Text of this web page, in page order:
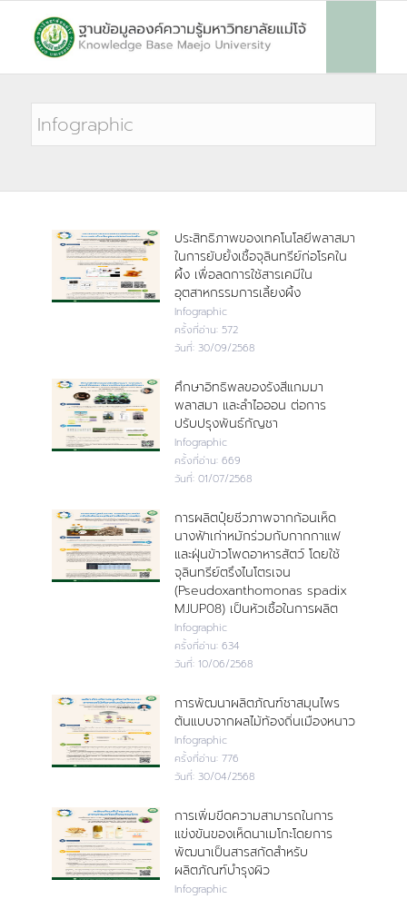
ประสิทธิภาพของเทคโนโลยีพลาสมา
ในการยับยั้งเชื้อจุลินทรีย์ก่อโรคใน
ผึ้ง เพื่อลดการใช้สารเคมีใน
อุตสาหกรรมการเลี้ยงผึ้ง
Infographic
ครั้งที่อ่าน: 572
วันที่: 30/09/2568
ศึกษาอิทธิพลของรังสีแกมมา
พลาสมา และลำไอออน ต่อการ
ปรับปรุงพันธ์กัญชา
Infographic
ครั้งที่อ่าน: 669
วันที่: 01/07/2568
การผลิตปุ๋ยชีวภาพจากก้อนเห็ด
นางฟ้าเก่าหมักร่วมกับกากกาแฟ
และฝุ่นข้าวโพดอาหารสัตว์ โดยใช้
จุลินทรีย์ตรึงไนโตรเจน
(Pseudoxanthomonas spadix
MJUP08) เป็นหัวเชื้อในการผลิต
Infographic
ครั้งที่อ่าน: 634
วันที่: 10/06/2568
การพัฒนาผลิตภัณฑ์ชาสมุนไพร
ต้นแบบจากผลไม้ท้องถิ่นเมืองหนาว
Infographic
ครั้งที่อ่าน: 776
วันที่: 30/04/2568
การเพิ่มขีดความสามารถในการ
แข่งขันของเห็ดนาเมโกะโดยการ
พัฒนาเป็นสารสกัดสำหรับ
ผลิตภัณฑ์บำรุงผิว
Infographic